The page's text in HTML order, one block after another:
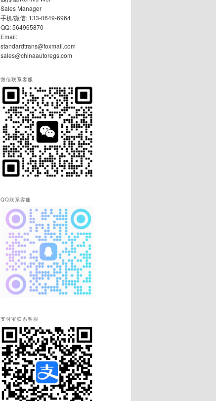
Sales Manager
手机/微信: 133-0649-6964
QQ: 564965870
Email:
standardtrans@foxmail.com
sales@chinaautoregs.com
微信联系客服
QQ联系客服
支付宝联系客服